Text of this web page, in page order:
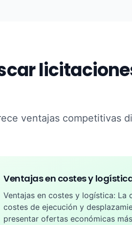
ventajas competitivas
Ventajas en costes y
Ventajas en costes y logística: La
costes de ejecución y
presentar ofertas económicas